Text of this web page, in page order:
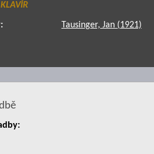
Tausinger, Jan (1921)